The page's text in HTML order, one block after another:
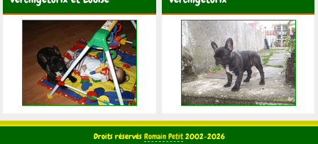
Droits réservés Romain Petit2002-2026